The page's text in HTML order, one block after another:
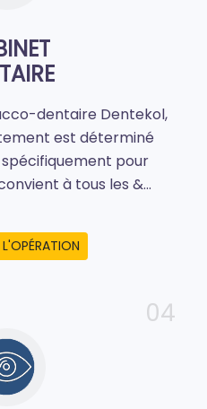
dentaire Dentekol,
est déterminé
pour
à tous les &...
04